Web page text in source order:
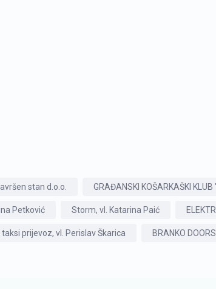
stan d.o.o. GRAĐANSKI KOŠARKAŠKI KLUB
Petković Storm, vl. Katarina Paić
prijevoz, vl. Perislav Škarica BRANKO